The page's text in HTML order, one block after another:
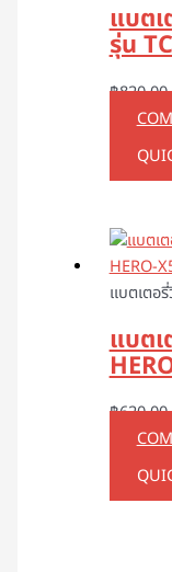
แบตเ
รุ่น
฿820.00
แบตเตอ
แบตเ
฿620.00